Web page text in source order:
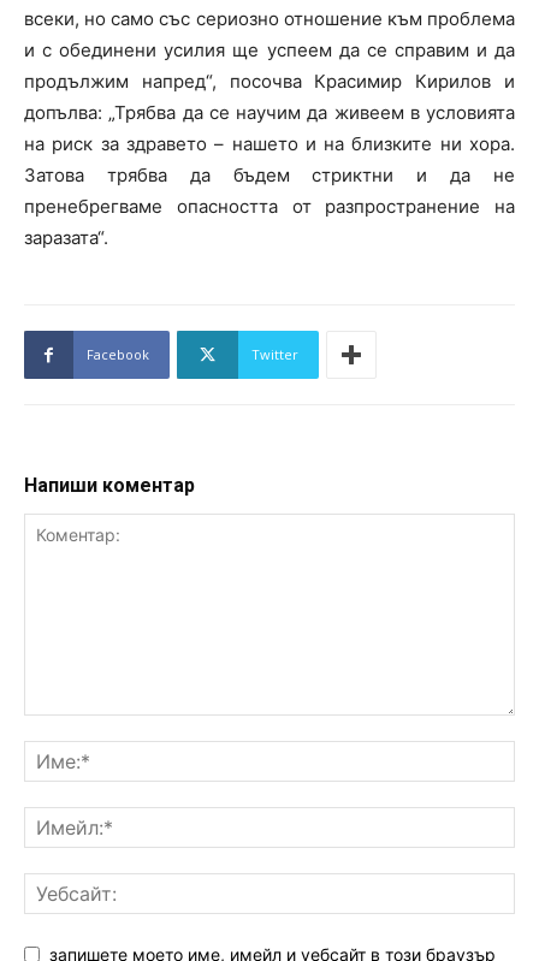
всеки, но само със сериозно отношение към проблема
и с обединени усилия ще успеем да се справим и да
продължим напред“, посочва Красимир Кирилов и
допълва: „Трябва да се научим да живеем в условията
на риск за здравето – нашето и на близките ни хора.
Затова трябва да бъдем стриктни и да не
пренебрегваме опасността от разпространение на
заразата“.
Facebook Twitter
Напиши коментар
запишете моето име, имейл и уебсайт в този браузър